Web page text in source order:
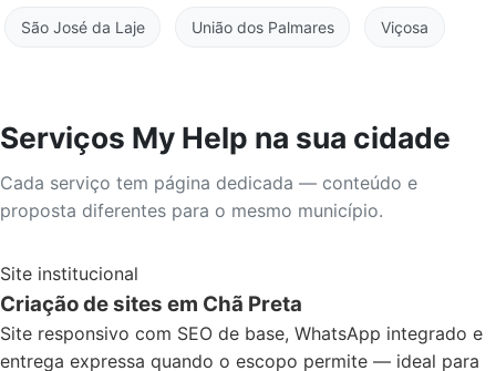
São José da Laje União dos Palmares Viçosa
Serviços My Help na sua cidade
Cada serviço tem página dedicada — conteúdo e
proposta diferentes para o mesmo município.
Site institucional
Criação de sites em Chã Preta
Site responsivo com SEO de base, WhatsApp integrado e
entrega expressa quando o escopo permite — ideal para